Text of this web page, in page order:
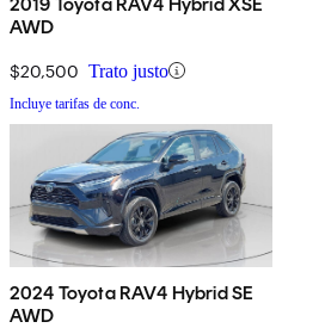
AWD
$20,500 Trato justo
Incluye tarifas de conc.
2024 Toyota RAV4 Hybrid SE
AWD